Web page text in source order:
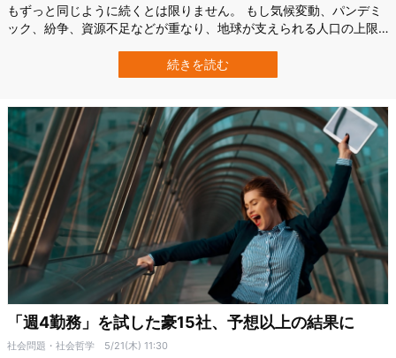
もずっと同じように続くとは限りません。 もし気候変動、パンデミ
ック、紛争、資源不足などが重なり、地球が支えられる人口の上限
か。 イタリア・ミラノ大学（University of Milan）の研究チームは今
回、人類の過去1万2000年間にわたる人口増加を1つの数学モデルで
続きを読む
「週4勤務」を試した豪15社、予想以上の結果に
社会問題・社会哲学 5/21(木) 11:30